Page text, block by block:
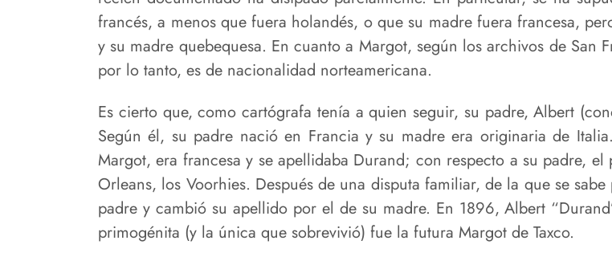
francés, a menos que fuera holandés, o que su madre fuera francesa,
y su madre quebequesa. En cuanto a Margot, según los archivos de
por lo tanto, es de nacionalidad norteamericana.
Es cierto que, como cartógrafa tenía a quien seguir, su padre, Albert
Según él, su padre nació en Francia y su madre era originaria de
Margot, era francesa y se apellidaba Durand; con respecto a su padre,
Orleans, los Voorhies. Después de una disputa familiar, de la que se
padre y cambió su apellido por el de su madre. En 1896, Albert
primogénita (y la única que sobrevivió) fue la futura Margot de Taxco.